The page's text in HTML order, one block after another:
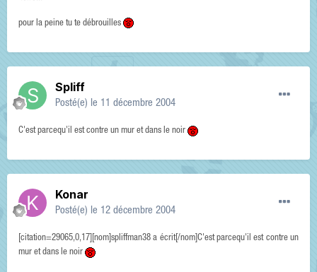
pour la peine tu te débrouilles
Spliff
Posté(e) le 11 décembre 2004
C'est parcequ'il est contre un mur et dans le noir
Konar
Posté(e) le 12 décembre 2004
[citation=29065,0,17][nom]spliffman38 a écrit[/nom]C'est parcequ'il est contre un
mur et dans le noir